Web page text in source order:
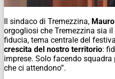
Il sindaco di Tremezzina,
orgogliosi che Tremezzina sia
fiducia, tema centrale del
crescita del nostro territorio:
imprese. Solo facendo
che ci attendono”.